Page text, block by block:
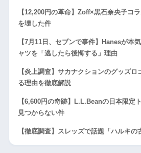
【12,200円の革命】Zoff×黒石奈央子コ
を壊した件
【7月11日、セブンで事件】Hanesが本
ャツを「逃したら後悔する」理由
【炎上調査】サカナクションのグッズ
る理由を徹底解説
【6,600円の奇跡】L.L.Beanの日本限定
見つからない件
【徹底調査】スレッズで話題「ハルキ